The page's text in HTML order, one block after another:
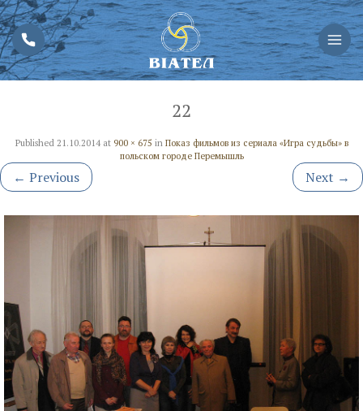
22
Published 21.10.2014at 900 × 675 in Показ фильмов из сериала «Игра судьбы» в
польском городе Перемышль
← Previous Next →